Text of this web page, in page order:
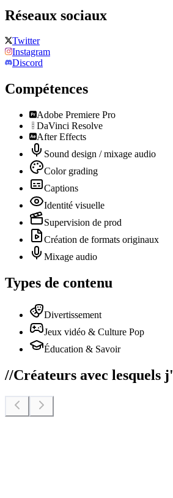
Réseaux sociaux
Twitter
Instagram
Discord
Compétences
Adobe Premiere Pro
DaVinci Resolve
After Effects
Sound design / mixage audio
Color grading
Captions
Identité visuelle
Supervision de prod
Création de formats originaux
Mixage audio
Types de contenu
Divertissement
Jeux vidéo & Culture Pop
Éducation & Savoir
//Créateurs avec lesquels